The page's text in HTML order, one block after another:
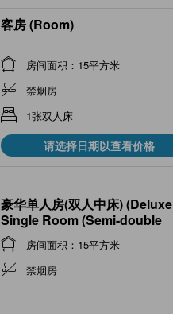
客房 (Room)
房间面积：15平方米
禁烟房
1张双人床
请选择日期以查看价格
豪华单人房(双人中床) (Deluxe
Single Room (Semi-double
Bed))房间面积：15平方米
禁烟房